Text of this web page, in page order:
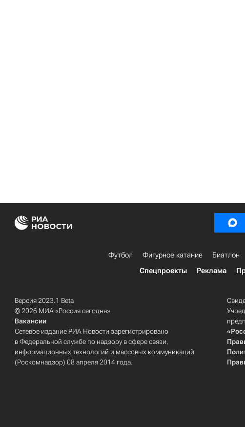
Футбол Фигурное катание Биатлон
Спецпроекты
Реклама
Версия 2023.1 Beta
© 2026 МИА «Россия сегодня»
Вакансии
Сетевое издание РИА Новости зарегистрировано
в Федеральной службе по надзору в сфере связи,
информационных технологий и массовых коммуникаций
(Роскомнадзор) 08 апреля 2014 года.